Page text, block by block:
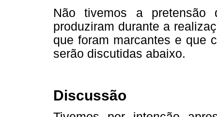
Não tivemos a
produziram durante a
que foram marcantes e que
serão discutidas abaixo.
Discussão